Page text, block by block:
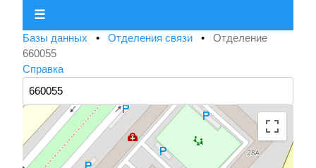
☰
Базы данных • Отделения связи • Отделение
660055
Справка